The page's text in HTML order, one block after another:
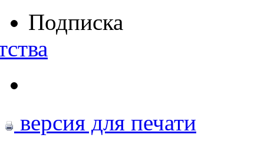
Подписка
версия для печати